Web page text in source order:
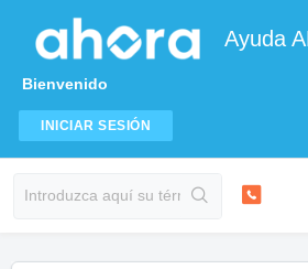
Ayuda
Bienvenido
INICIAR SESIÓN